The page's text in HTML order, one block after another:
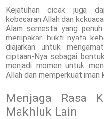
Kejatuhan cicak juga
kebesaran Allah dan
Alam semesta yang
merupakan bukti nyata
diajarkan untuk
ciptaan-Nya sebagai
menjadi momen untuk
Allah dan memperkuat iman
Menjaga Rasa
Makhluk Lain